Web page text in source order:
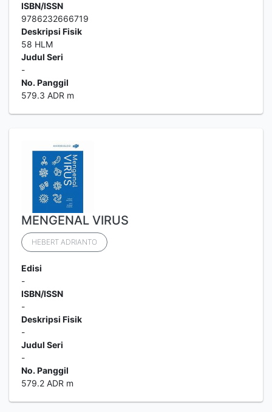
ISBN/ISSN
9786232666719
Deskripsi Fisik
58 HLM
Judul Seri
-
No. Panggil
579.3 ADR m
MENGENAL VIRUS
HEBERT ADRIANTO
Edisi
-
ISBN/ISSN
-
Deskripsi Fisik
-
Judul Seri
-
No. Panggil
579.2 ADR m